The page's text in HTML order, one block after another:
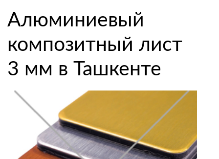
Алюминиевый
композитный лист
3 мм в Ташкенте